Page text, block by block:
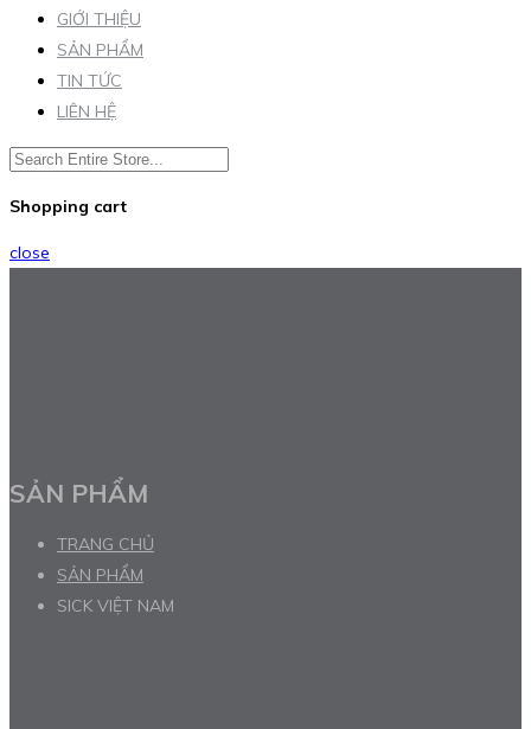
GIỚI THIỆU
SẢN PHẨM
TIN TỨC
LIÊN HỆ
Shopping cart
close
SẢN PHẨM
TRANG CHỦ
SẢN PHẨM
SICK VIỆT NAM